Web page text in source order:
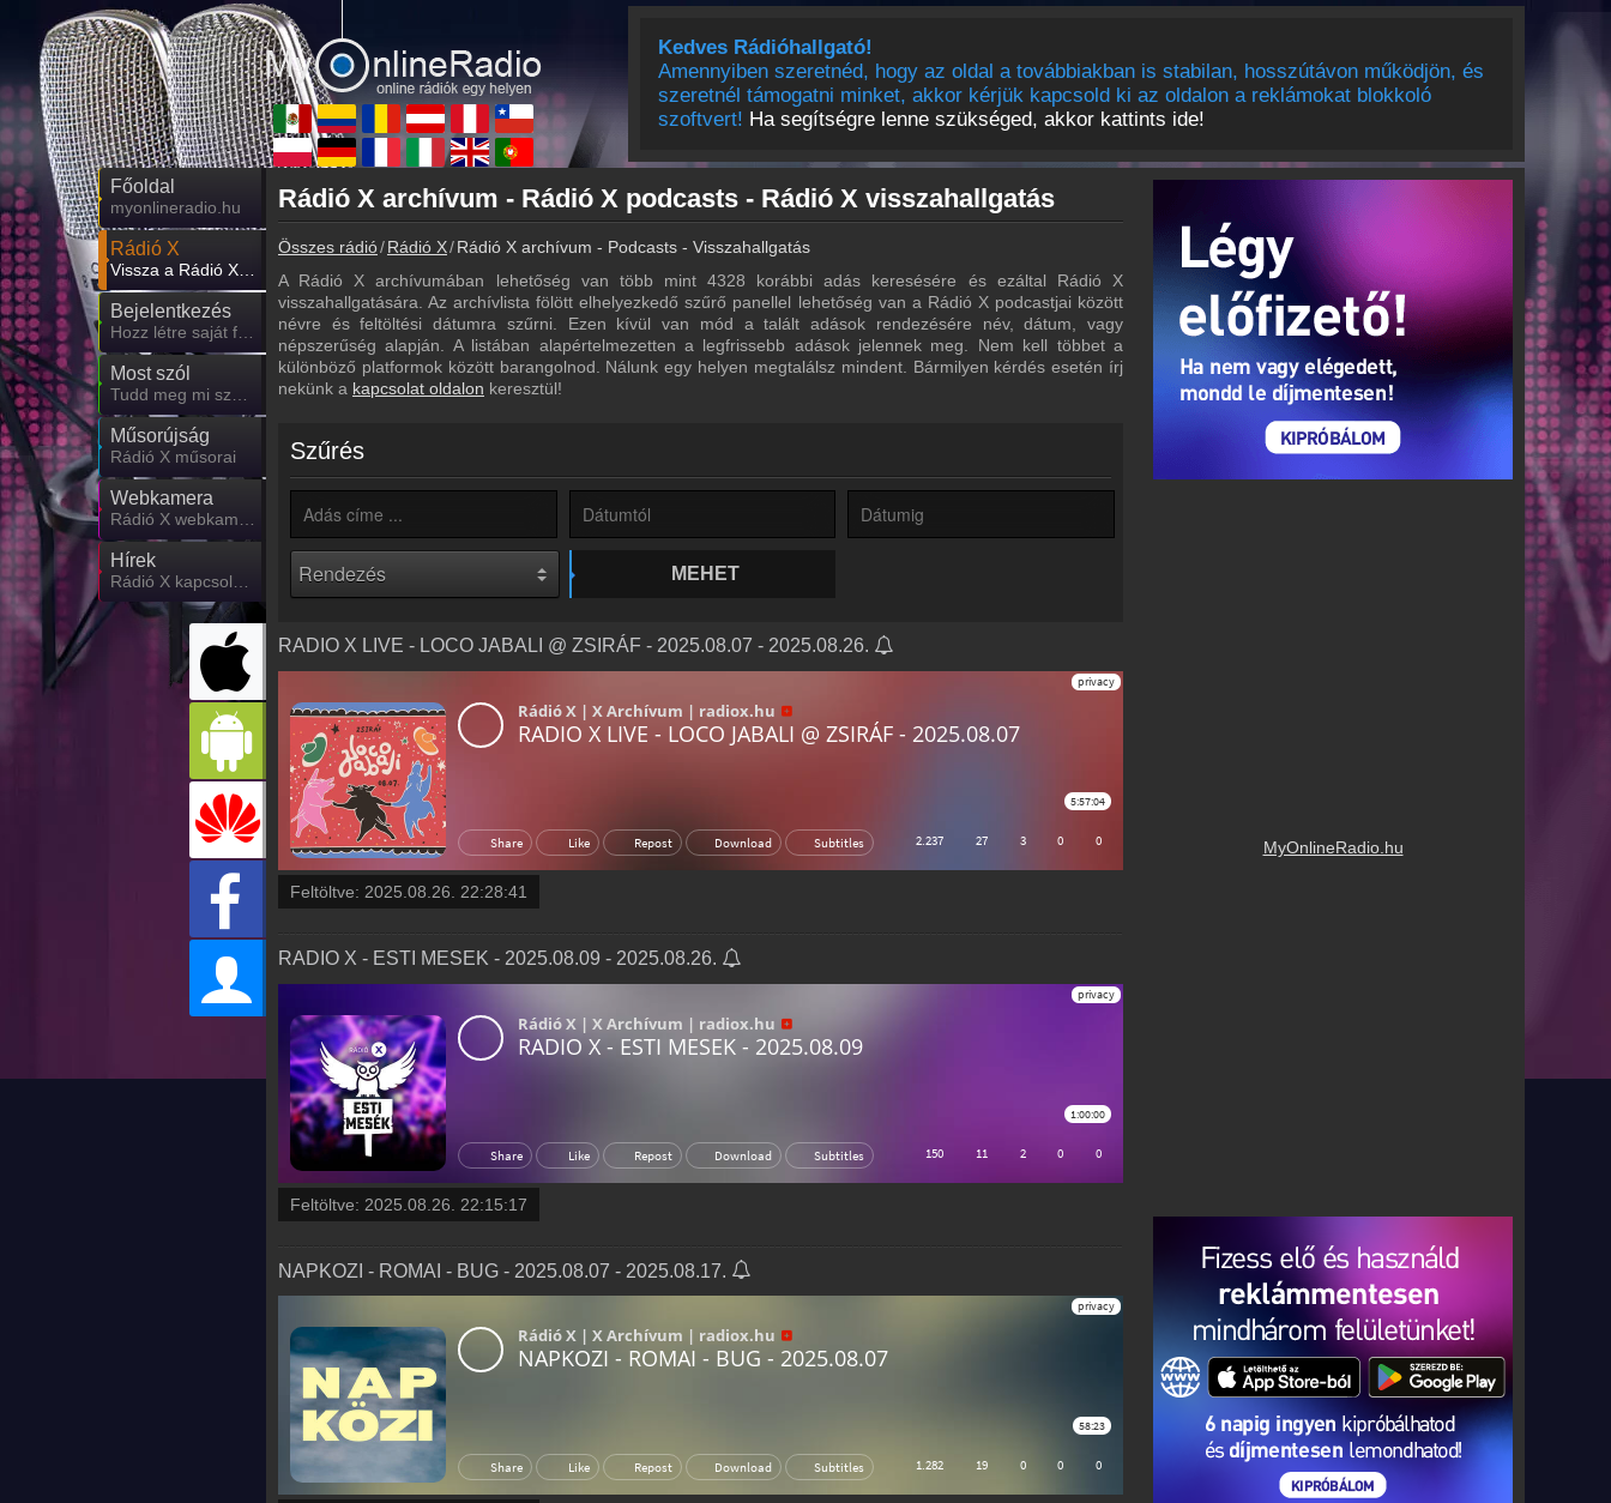
Kedves Rádióhallgató!
Amennyiben szeretnéd, hogy az oldal a továbbiakban is stabilan, hosszútávon működjön, és
szeretnél támogatni minket, akkor kérjük kapcsold ki az oldalon a reklámokat blokkoló
szoftvert! Ha segítségre lenne szükséged, akkor kattints ide!
Főoldal
myonlineradio.hu
Rádió X
Bejelentkezés
Most szól
Műsorújság
Rádió X műsorai
Webkamera
Hírek
MyOnlineRadio.hu
Rádió X archívum - Rádió X podcasts - Rádió X visszahallgatás
Összes rádió Rádió X Rádió X archívum - Podcasts - Visszahallgatás
A Rádió X archívumában lehetőség van több mint 4328 korábbi adás keresésére és ezáltal Rádió X
visszahallgatására. Az archívlista fölött elhelyezkedő szűrő panellel lehetőség van a Rádió X podcastjai között
névre és feltöltési dátumra szűrni. Ezen kívül van mód a talált adások rendezésére név, dátum, vagy
népszerűség alapján. A listában alapértelmezetten a legfrissebb adások jelennek meg. Nem kell többet a
különböző platformok között barangolnod. Nálunk egy helyen megtalálsz mindent. Bármilyen kérdés esetén írj
nekünk a kapcsolat oldalon keresztül!
Szűrés
MEHET
RADIO X LIVE - LOCO JABALI @ ZSIRÁF - 2025.08.07 - 2025.08.26.
Feltöltve: 2025.08.26. 22:28:41
RADIO X - ESTI MESEK - 2025.08.09 - 2025.08.26.
Feltöltve: 2025.08.26. 22:15:17
NAPKOZI - ROMAI - BUG - 2025.08.07 - 2025.08.17.